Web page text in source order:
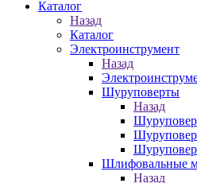
Каталог
Назад
Каталог
Электроинструмент
Назад
Шуруповерты
Назад
Шлифовальные
Назад